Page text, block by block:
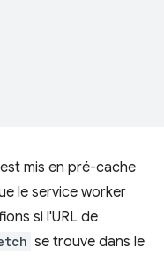
mis en pré-cache
le service worker
si l'URL de
se trouve dans le